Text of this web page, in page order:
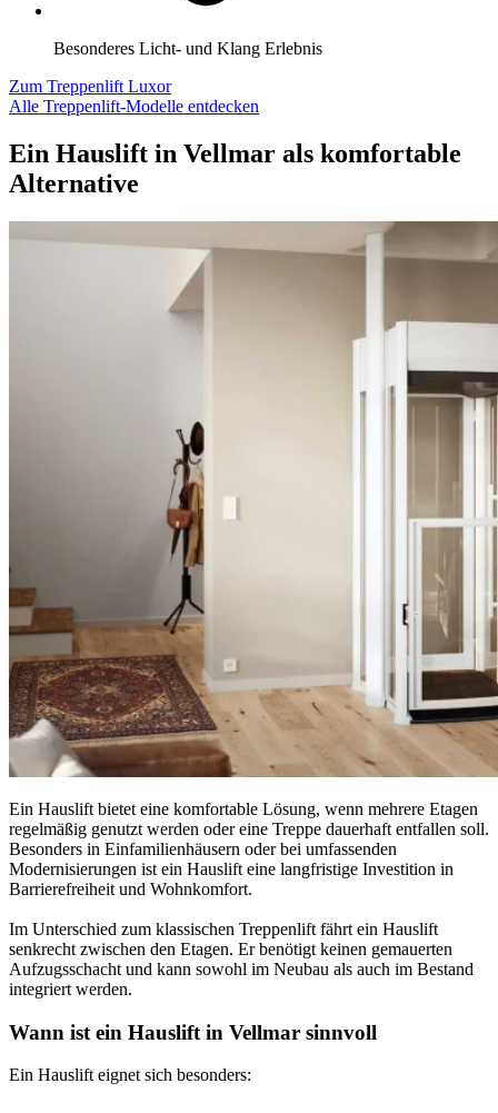
Besonderes Licht- und Klang Erlebnis
Zum Treppenlift Luxor
Alle Treppenlift-Modelle entdecken
Ein Hauslift in Vellmar als komfortable
Alternative
Ein Hauslift bietet eine komfortable Lösung, wenn mehrere Etagen
regelmäßig genutzt werden oder eine Treppe dauerhaft entfallen soll.
Besonders in Einfamilienhäusern oder bei umfassenden
Modernisierungen ist ein Hauslift eine langfristige Investition in
Barrierefreiheit und Wohnkomfort.
Im Unterschied zum klassischen Treppenlift fährt ein Hauslift
senkrecht zwischen den Etagen. Er benötigt keinen gemauerten
Aufzugsschacht und kann sowohl im Neubau als auch im Bestand
integriert werden.
Wann ist ein Hauslift in Vellmar sinnvoll
Ein Hauslift eignet sich besonders: